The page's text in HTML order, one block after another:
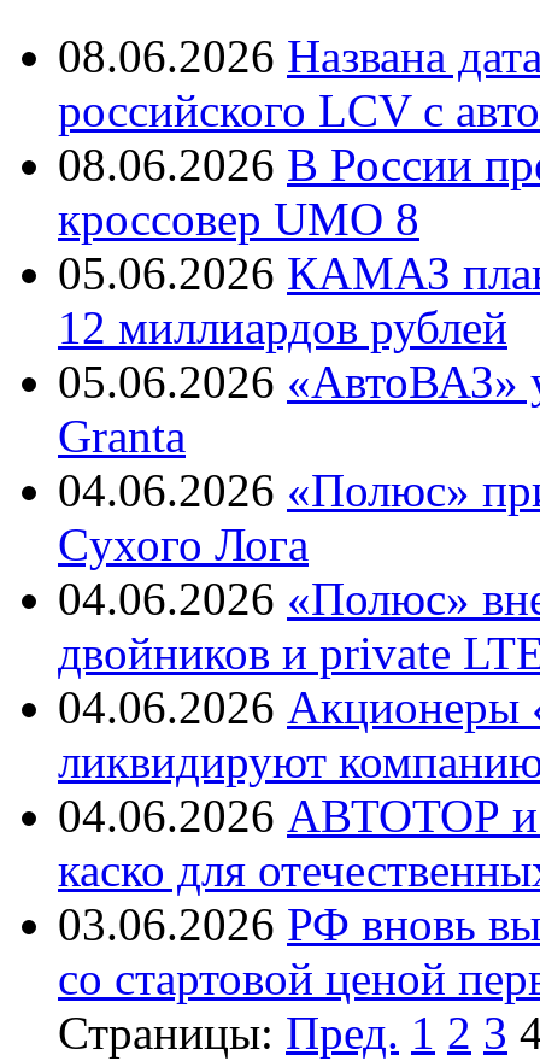
08.06.2026 Названа
российского LCV с
08.06.2026 В России
кроссовер UMO 8
05.06.2026 КАМАЗ
12 миллиардов рублей
05.06.2026 «АвтоВАЗ»
Granta
04.06.2026 «Полюс»
Cухого Лога
04.06.2026 «Полюс»
двойников и private
04.06.2026 Акционеры
ликвидируют компанию
04.06.2026 АВТОТОР и
каско для
03.06.2026 РФ вновь
со стартовой ценой
Страницы: Пред. 1 2 3